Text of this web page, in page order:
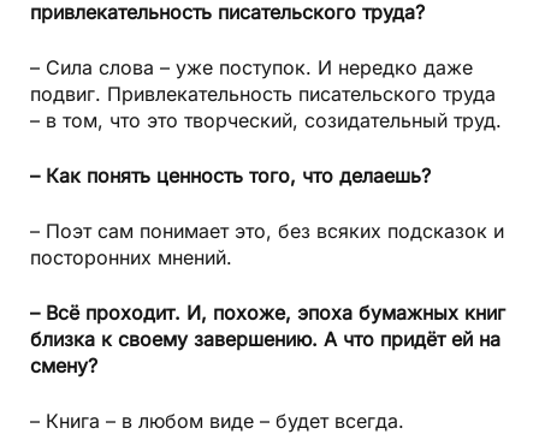
привлекательность писательского труда?
– Сила слова – уже поступок. И нередко даже
подвиг. Привлекательность писательского труда
– в том, что это творческий, созидательный труд.
– Как понять ценность того, что делаешь?
– Поэт сам понимает это, без всяких подсказок и
посторонних мнений.
– Всё проходит. И, похоже, эпоха бумажных книг
близка к своему завершению. А что придёт ей на
смену?
– Книга – в любом виде – будет всегда.